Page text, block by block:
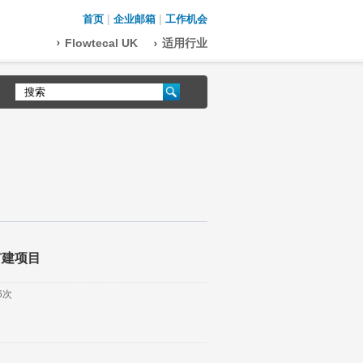
首页 企业邮箱 工作机会
适用行业
Flowtecal UK
项目